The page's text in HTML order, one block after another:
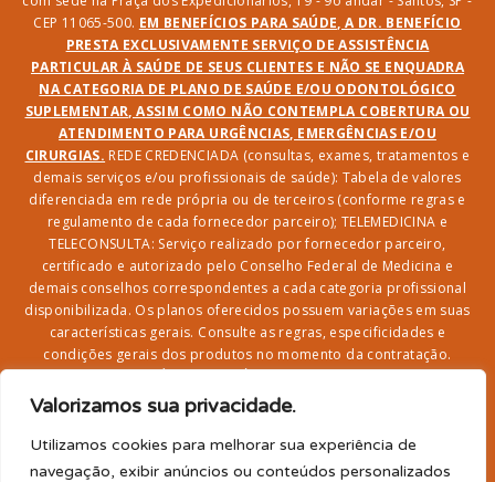
Valorizamos sua privacidade.
Utilizamos cookies para melhorar sua experiência de
navegação, exibir anúncios ou conteúdos personalizados
CEP 11065-500. EM BENEFÍCIOS PARA SAÚDE, A DR. BENEFÍCIO
PRESTA EXCLUSIVAMENTE SERVIÇO DE ASSISTÊNCIA
PARTICULAR À SAÚDE DE SEUS CLIENTES E NÃO SE ENQUADRA
NA CATEGORIA DE PLANO DE SAÚDE E/OU ODONTOLÓGICO
SUPLEMENTAR, ASSIM COMO NÃO CONTEMPLA COBERTURA OU
ATENDIMENTO PARA URGÊNCIAS, EMERGÊNCIAS E/OU
CIRURGIAS. REDE CREDENCIADA (consultas, exames, tratamentos e
demais serviços e/ou profissionais de saúde): Tabela de valores
diferenciada em rede própria ou de terceiros (conforme regras e
regulamento de cada fornecedor parceiro); TELEMEDICINA e
TELECONSULTA: Serviço realizado por fornecedor parceiro,
certificado e autorizado pelo Conselho Federal de Medicina e
demais conselhos correspondentes a cada categoria profissional
disponibilizada. Os planos oferecidos possuem variações em suas
características gerais. Consulte as regras, especificidades e
condições gerais dos produtos no momento da contratação.
serviços na rede credenciada;SEGURO DE VIDA, ACIDENTES
PESSOAIS, ASSISTÊNCIA FUNERAL 24H, ASSISTÊNCIA
RESIDENCIAL E SORTEIO: Produto com registro SUSEP
garantido pela SEGUROS SURA (CNPJ sob o nº